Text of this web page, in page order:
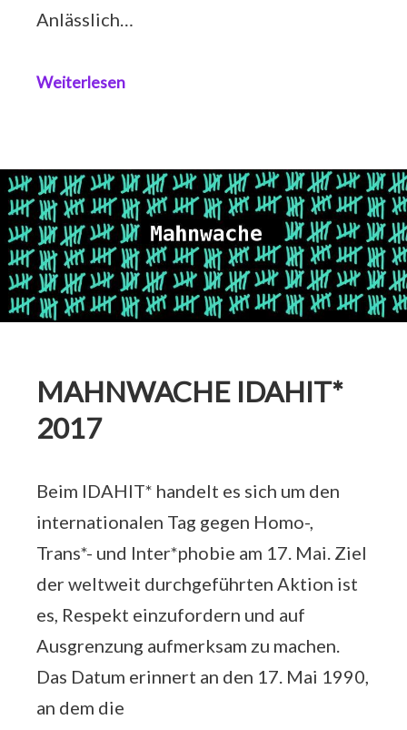
Anlässlich…
Weiterlesen
MAHNWACHE IDAHIT*
2017
Beim IDAHIT* handelt es sich um den
internationalen Tag gegen Homo-,
Trans*- und Inter*phobie am 17. Mai. Ziel
der weltweit durchgeführten Aktion ist
es, Respekt einzufordern und auf
Ausgrenzung aufmerksam zu machen.
Das Datum erinnert an den 17. Mai 1990,
an dem die